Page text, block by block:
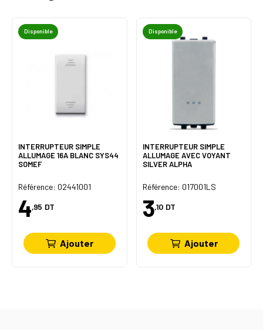
Disponible
INTERRUPTEUR SIMPLE
ALLUMAGE 16A BLANC SYS44
SOMEF
Référence: 02441001
4,95 DT
Ajouter
Disponible
INTERRUPTEUR SIMPLE
ALLUMAGE AVEC VOYANT
SILVER ALPHA
Référence: 017001LS
3,10 DT
Ajouter